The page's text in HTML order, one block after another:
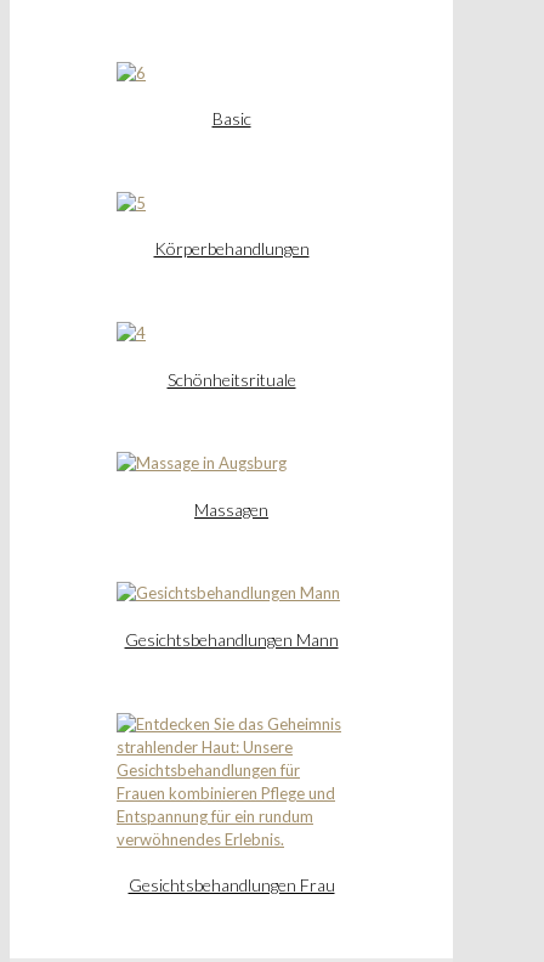
Basic
Körperbehandlungen
Schönheitsrituale
Massagen
Gesichtsbehandlungen Mann
Gesichtsbehandlungen Frau